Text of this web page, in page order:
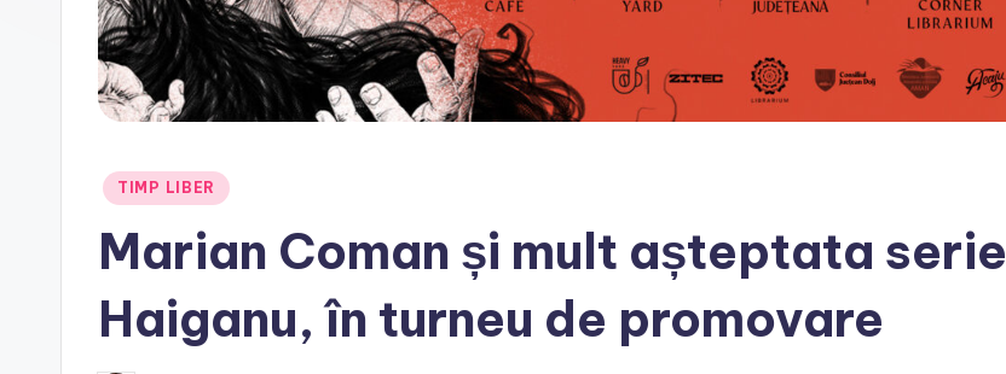
Posted
TIMP LIBER
Marian Coman și mult așteptata serie
Haiganu, în turneu de promovare